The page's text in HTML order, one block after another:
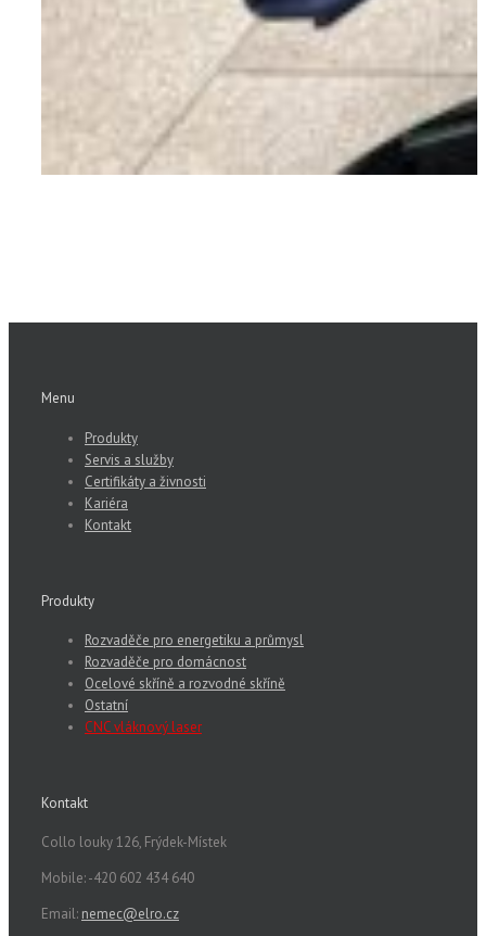
Menu
Produkty
Servis a služby
Certifikáty a živnosti
Kariéra
Kontakt
Produkty
Rozvaděče pro energetiku a průmysl
Rozvaděče pro domácnost
Ocelové skříně a rozvodné skříně
Ostatní
CNC vláknový laser
Kontakt
Collo louky 126, Frýdek-Místek
Mobile: -420 602 434 640
Email: nemec@elro.cz